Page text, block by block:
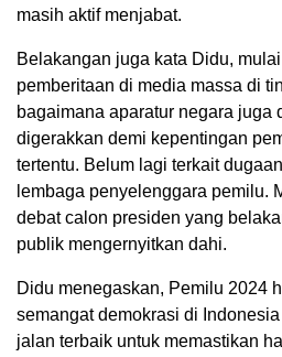
masih aktif menjabat.
Belakangan juga kata Didu,
pemberitaan di media massa di
bagaimana aparatur negara juga
digerakkan demi kepentingan
tertentu. Belum lagi terkait
lembaga penyelenggara pemilu.
debat calon presiden yang
publik mengernyitkan dahi.
Didu menegaskan, Pemilu 2024
semangat demokrasi di
jalan terbaik untuk memastikan